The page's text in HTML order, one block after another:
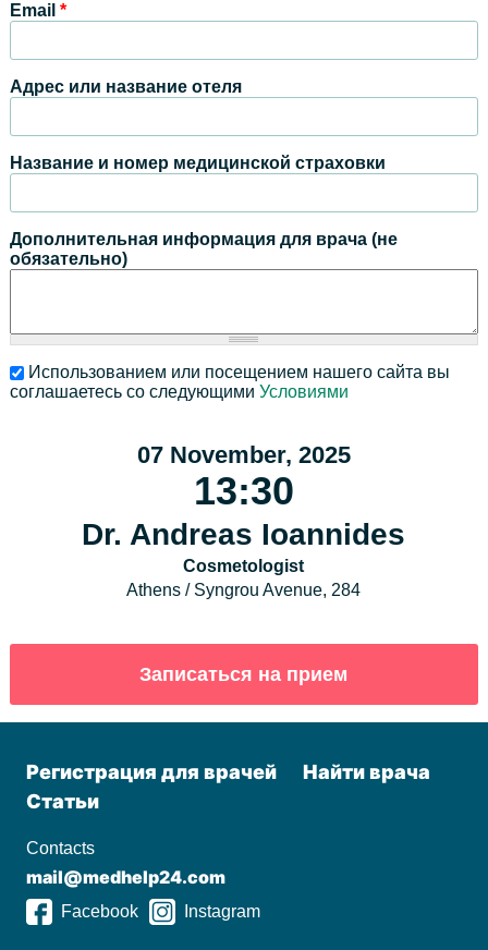
Email *
Адрес или название отеля
Название и номер медицинской страховки
Дополнительная информация для врача (не
обязательно)
Использованием или посещением нашего сайта вы
соглашаетесь со следующими Условиями
07 November, 2025
13:30
Dr. Andreas Ioannides
Cosmetologist
Athens / Syngrou Avenue, 284
Регистрация для врачей
Найти врача
Статьи
Contacts
mail@medhelp24.com
Facebook Instagram